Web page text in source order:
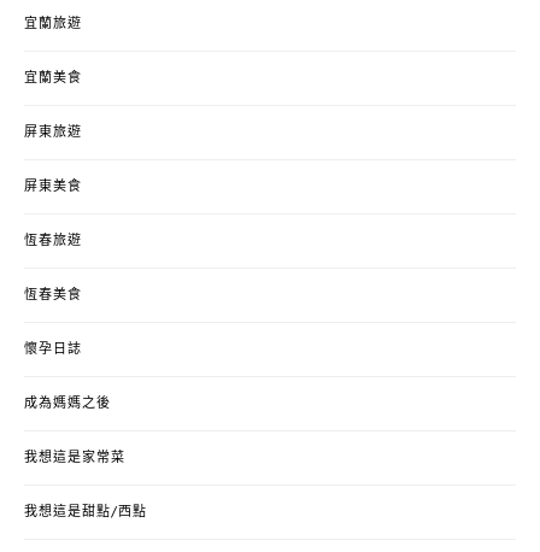
宜蘭旅遊
宜蘭美食
屏東旅遊
屏東美食
恆春旅遊
恆春美食
懷孕日誌
成為媽媽之後
我想這是家常菜
我想這是甜點/西點